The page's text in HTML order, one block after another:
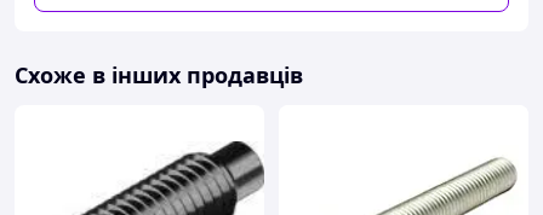
Схоже в інших продавців